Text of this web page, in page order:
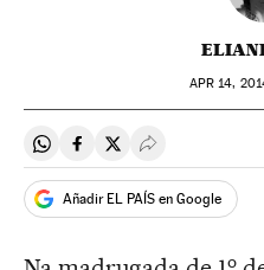
APR 14,
Compartir en Whatsapp
Compartir en Facebook
Compartir en
Desplegar
Añadir EL PAÍS en Google
o